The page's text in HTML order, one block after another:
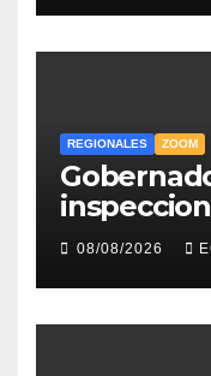
REGIONALES ZOOM
08/08/2026